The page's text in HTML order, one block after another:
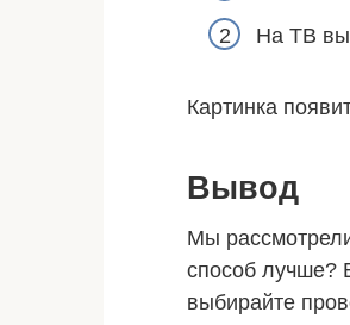
На ТВ
Картинка
Вывод
Мы
способ лучше?
выбирайте